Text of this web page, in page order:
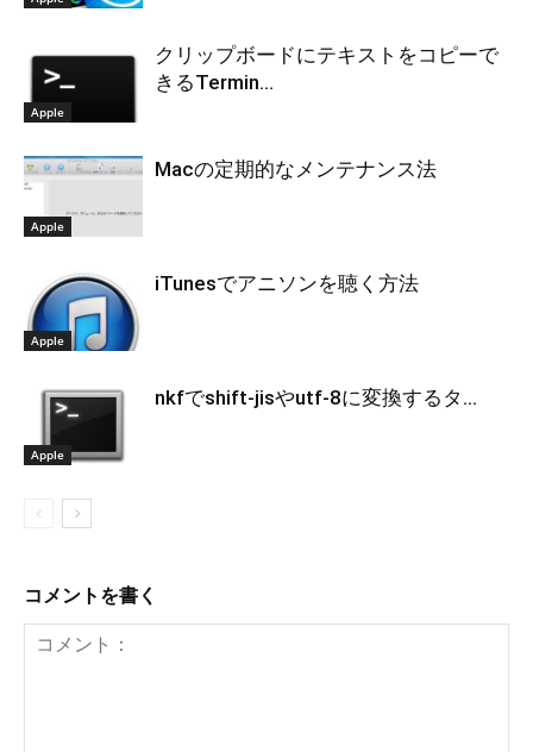
Apple
クリップボードにテキストをコピーで
きるTermin...
Apple
Macの定期的なメンテナンス法
Apple
iTunesでアニソンを聴く方法
Apple
nkfでshift-jisやutf-8に変換するタ...
コメントを書く